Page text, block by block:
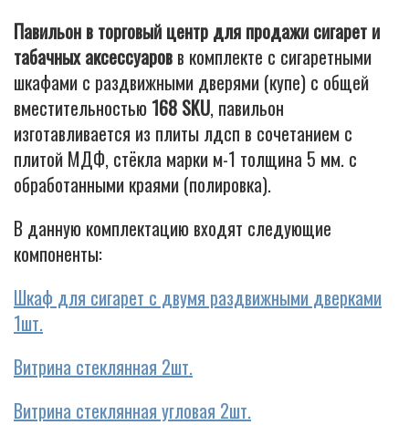
Павильон в торговый центр для продажи сигарет и
табачных аксессуаров в комплекте с сигаретными
шкафами с раздвижными дверями (купе) с общей
вместительностью 168 SKU, павильон
изготавливается из плиты лдсп в сочетанием с
плитой МДФ, стёкла марки м-1 толщина 5 мм. с
обработанными краями (полировка).
В данную комплектацию входят следующие
компоненты:
Шкаф для сигарет с двумя раздвижными дверками
1шт.
Витрина стеклянная 2шт.
Витрина стеклянная угловая 2шт.